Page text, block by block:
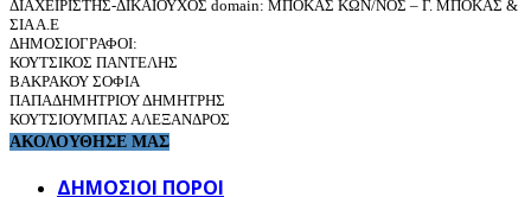
ΔΙΑΧΕΙΡΙΣΤΗΣ-ΔΙΚΑΙΟΥΧΟΣ domain: ΜΠΟΚΑΣ ΚΩΝ/ΝΟΣ – Γ. ΜΠΟΚΑΣ &
ΣΙΑ Α.Ε
ΔΗΜΟΣΙΟΓΡΑΦΟΙ:
ΚΟΥΤΣΙΚΟΣ ΠΑΝΤΕΛΗΣ
ΒΑΚΡΑΚΟΥ ΣΟΦΙΑ
ΠΑΠΑΔΗΜΗΤΡΙΟΥ ΔΗΜΗΤΡΗΣ
ΚΟΥΤΣΙΟΥΜΠΑΣ ΑΛΕΞΑΝΔΡΟΣ
ΑΚΟΛΟΥΘΗΣΕ ΜΑΣ
ΔΗΜΟΣΙΟΙ ΠΟΡΟΙ